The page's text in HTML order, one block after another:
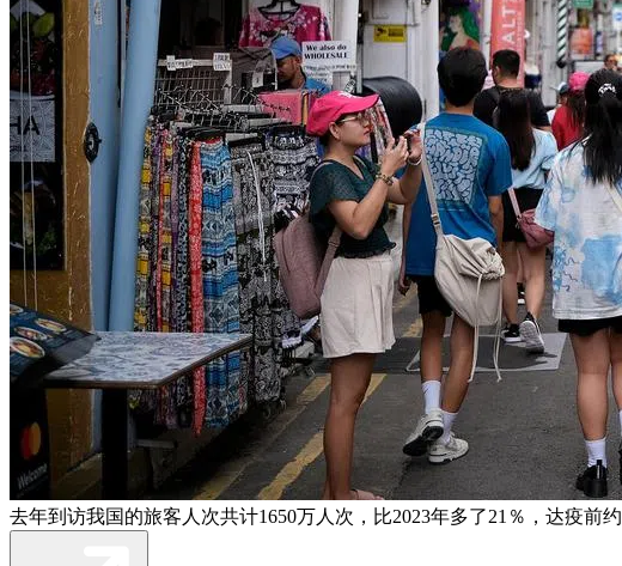
去年到访我国的旅客人次共计1650万人次，比2023年多了21％，达疫前